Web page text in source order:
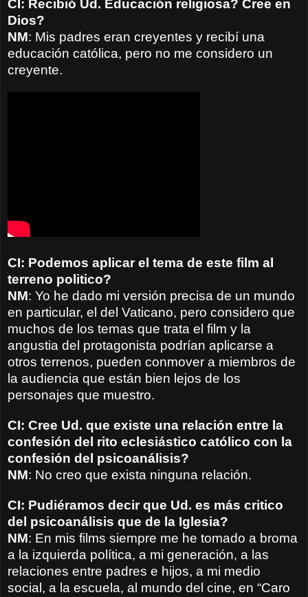
CI: Recibió Ud. Educación religiosa? Cree en
Dios?
NM: Mis padres eran creyentes y recibí una
educación católica, pero no me considero un
creyente.
CI: Podemos aplicar el tema de este film al
terreno politico?
NM: Yo he dado mi versión precisa de un mundo
en particular, el del Vaticano, pero considero que
muchos de los temas que trata el film y la
angustia del protagonista podrían aplicarse a
otros terrenos, pueden conmover a miembros de
la audiencia que están bien lejos de los
personajes que muestro.
CI: Cree Ud. que existe una relación entre la
confesión del rito eclesiástico católico con la
confesión del psicoanálisis?
NM: No creo que exista ninguna relación.
CI: Pudiéramos decir que Ud. es más critico
del psicoanálisis que de la Iglesia?
NM: En mis films siempre me he tomado a broma
a la izquierda política, a mi generación, a las
relaciones entre padres e hijos, a mi medio
social, a la escuela, al mundo del cine, en “Caro